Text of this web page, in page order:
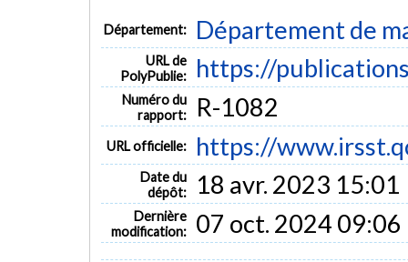
Département: Département de
URL de
PolyPublie:
https://
Numéro du
rapport:
R-1082
URL officielle: https://
Date du
dépôt:
18 avr. 2023 15:01
Dernière
modification:
07 oct. 2024 09:06